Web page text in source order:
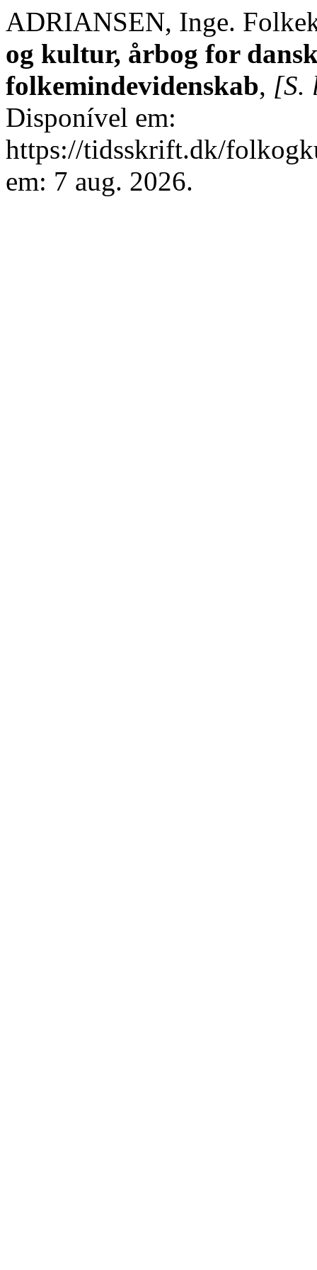
ADRIANSEN, Inge.
og kultur, årbog for
folkemindevidenskab, [S.
Disponível em:
https://tidsskrift.dk/
em: 7 aug. 2026.